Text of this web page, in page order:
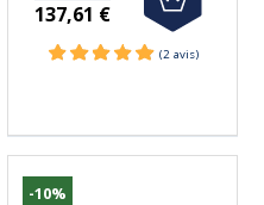
137,61 €
-10%